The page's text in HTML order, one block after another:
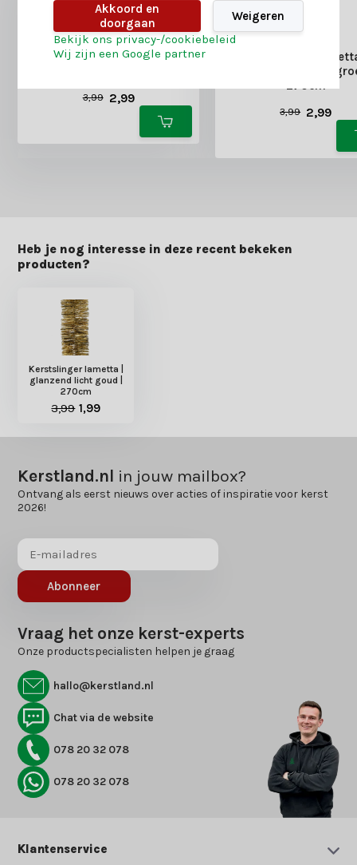
Kerstslinger lametta |
3,99 2,99
Kerstslinger
glanzend
3,99 2,99
Heb je nog interesse in deze recent bekeken
producten?
Kerstslinger lametta |
glanzend licht goud |
270cm
3,99 1,99
Kerstland.nl in jouw mailbox?
Ontvang als eerst nieuws over acties of inspiratie voor kerst
2026!
Abonneer
Vraag het onze kerst-experts
Onze productspecialisten helpen je graag
hallo@kerstland.nl
Chat via de website
078 20 32 078
078 20 32 078
Klantenservice
Akkoord en
doorgaan
Weigeren
Bekijk ons privacy-/cookiebeleid
Wij zijn een Google partner